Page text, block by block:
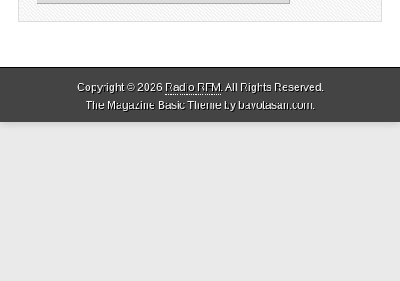
Copyright © 2026 Radio RFM. All Rights Reserved.
The Magazine Basic Theme bybavotasan.com.